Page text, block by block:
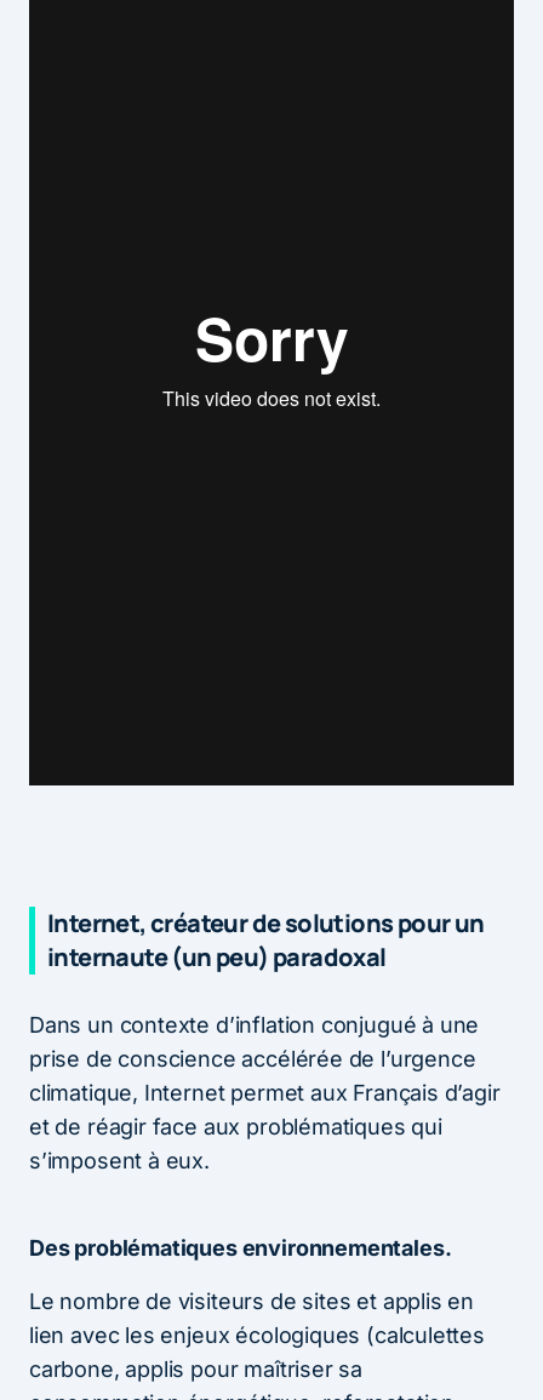
Internet, créateur de solutions pour un
internaute (un peu) paradoxal
Dans un contexte d’inflation conjugué à une
prise de conscience accélérée de l’urgence
climatique, Internet permet aux Français d’agir
et de réagir face aux problématiques qui
s’imposent à eux.
Des problématiques environnementales.
Le nombre de visiteurs de sites et applis en
lien avec les enjeux écologiques (calculettes
carbone, applis pour maîtriser sa